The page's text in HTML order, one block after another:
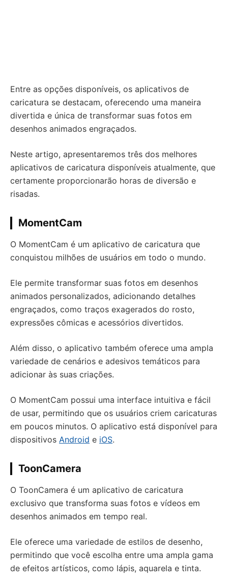
Entre as opções disponíveis, os aplicativos de
caricatura se destacam, oferecendo uma maneira
divertida e única de transformar suas fotos em
desenhos animados engraçados.
Neste artigo, apresentaremos três dos melhores
aplicativos de caricatura disponíveis atualmente, que
certamente proporcionarão horas de diversão e
risadas.
MomentCam
O MomentCam é um aplicativo de caricatura que
conquistou milhões de usuários em todo o mundo.
Ele permite transformar suas fotos em desenhos
animados personalizados, adicionando detalhes
engraçados, como traços exagerados do rosto,
expressões cômicas e acessórios divertidos.
Além disso, o aplicativo também oferece uma ampla
variedade de cenários e adesivos temáticos para
adicionar às suas criações.
O MomentCam possui uma interface intuitiva e fácil
de usar, permitindo que os usuários criem caricaturas
em poucos minutos. O aplicativo está disponível para
dispositivos Android e iOS.
ToonCamera
O ToonCamera é um aplicativo de caricatura
exclusivo que transforma suas fotos e vídeos em
desenhos animados em tempo real.
Ele oferece uma variedade de estilos de desenho,
permitindo que você escolha entre uma ampla gama
de efeitos artísticos, como lápis, aquarela e tinta.